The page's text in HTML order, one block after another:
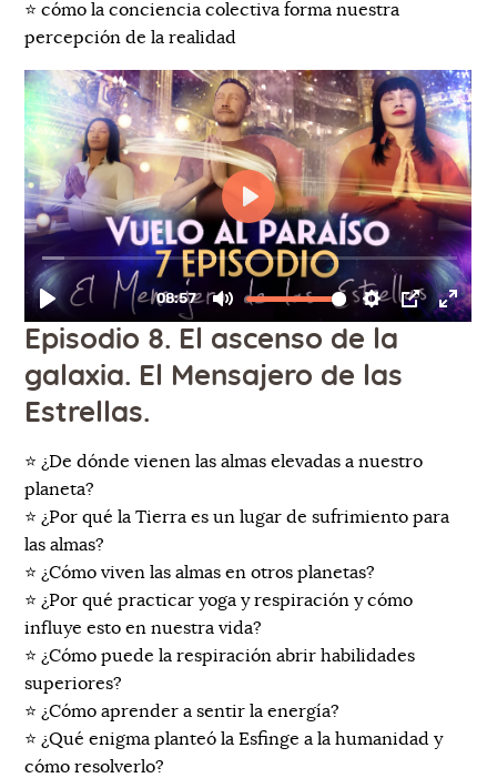
⭐️ cómo la conciencia colectiva forma nuestra
percepción de la realidad
Episodio 8. El ascenso de la
galaxia. El Mensajero de las
Estrellas.
⭐️ ¿De dónde vienen las almas elevadas a nuestro
planeta?
⭐️ ¿Por qué la Tierra es un lugar de sufrimiento para
las almas?
⭐️ ¿Cómo viven las almas en otros planetas?
⭐️ ¿Por qué practicar yoga y respiración y cómo
influye esto en nuestra vida?
⭐️ ¿Cómo puede la respiración abrir habilidades
superiores?
⭐️ ¿Cómo aprender a sentir la energía?
⭐️ ¿Qué enigma planteó la Esfinge a la humanidad y
cómo resolverlo?